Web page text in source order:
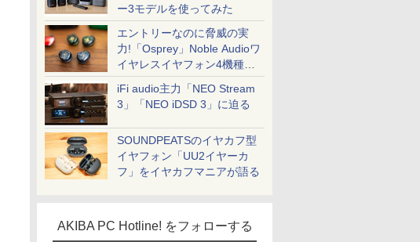
ー3モデルを使ってみた
エントリーなのに脅威の実
力!「Osprey」Noble Audioワ
イヤレスイヤフォン4機種を
一気に聴く
iFi audio主力「NEO Stream
3」「NEO iDSD 3」に迫る
SOUNDPEATSのイヤカフ型
イヤフォン「UU2イヤーカ
フ」をイヤカフマニアが語る
AKIBA PC Hotline! をフォローする